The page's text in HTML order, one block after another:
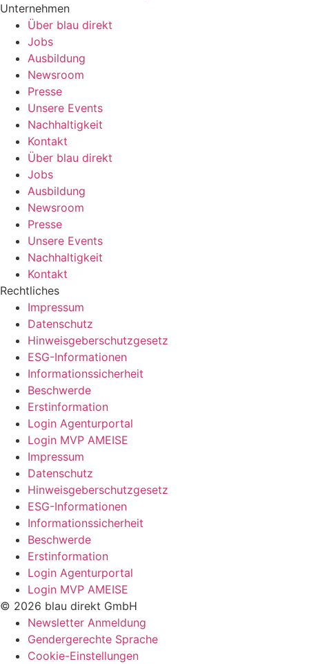
Unternehmen
Über blau direkt
Jobs
Ausbildung
Newsroom
Presse
Unsere Events
Nachhaltigkeit
Kontakt
Über blau direkt
Jobs
Ausbildung
Newsroom
Presse
Unsere Events
Nachhaltigkeit
Kontakt
Rechtliches
Impressum
Datenschutz
Hinweisgeberschutzgesetz
ESG-Informationen
Informationssicherheit
Beschwerde
Erstinformation
Login Agenturportal
Login MVP AMEISE
Impressum
Datenschutz
Hinweisgeberschutzgesetz
ESG-Informationen
Informationssicherheit
Beschwerde
Erstinformation
Login Agenturportal
Login MVP AMEISE
© 2026 blau direkt GmbH
Newsletter Anmeldung
Gendergerechte Sprache
Cookie-Einstellungen